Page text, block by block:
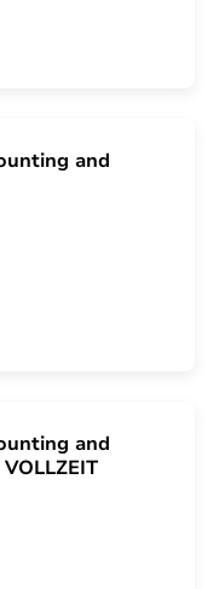
and
and